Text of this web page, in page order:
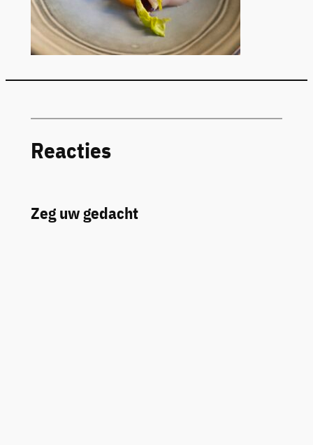
Reacties
Zeg uw gedacht